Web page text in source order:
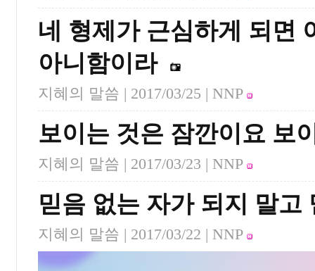
네 형제가 근심하게 되면
아니함이라
지혜의 말씀 | 2017/03/25 | NNP
보이는 것은 잠깐이요 보
지혜의 말씀 | 2017/03/23 | NNP
믿음 없는 자가 되지 말고
지혜의 말씀 | 2017/03/22 | NNP